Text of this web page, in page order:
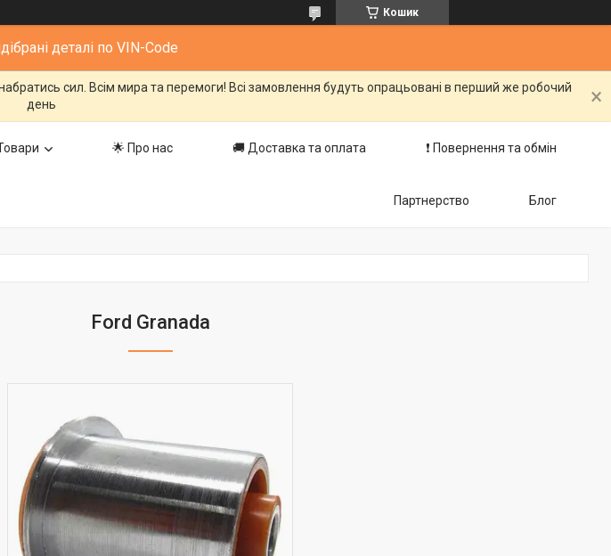
Кошик
деталі по VIN-Code
сил. Всім мира та перемоги! Всі замовлення будуть опрацьовані в перший же робочий
день
🌟 Про нас 🚚 Доставка та оплата ❗️ Повернення та обмін
Партнерство Блог
Ford Granada